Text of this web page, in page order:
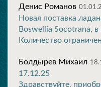
Денис Романов
Новая поставка
Boswellia Socotrana,
Количество
Болдырев Михаил
17.12.25
Здравствуйте,